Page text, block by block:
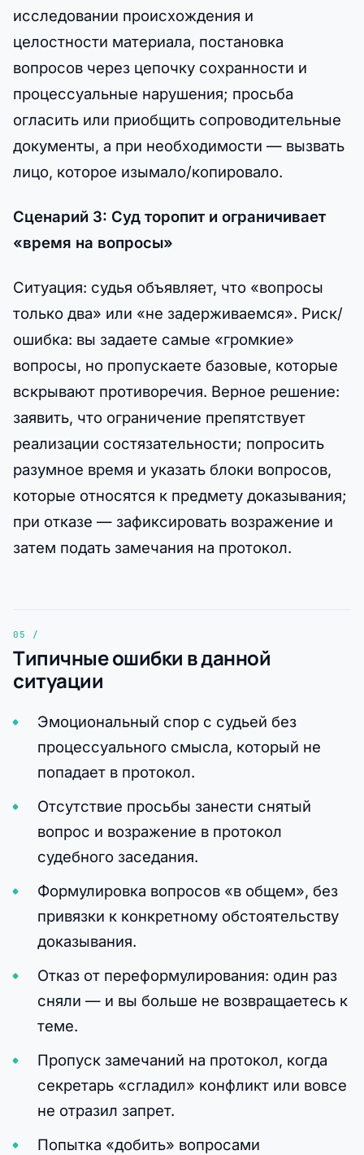
исследовании происхождения и
целостности материала, постановка
вопросов через цепочку сохранности и
процессуальные нарушения; просьба
огласить или приобщить сопроводительные
документы, а при необходимости — вызвать
лицо, которое изымало/копировало.
Сценарий 3: Суд торопит и ограничивает
«время на вопросы»
Ситуация: судья объявляет, что «вопросы
только два» или «не задерживаемся». Риск/
ошибка: вы задаете самые «громкие»
вопросы, но пропускаете базовые, которые
вскрывают противоречия. Верное решение:
заявить, что ограничение препятствует
реализации состязательности; попросить
разумное время и указать блоки вопросов,
которые относятся к предмету доказывания;
при отказе — зафиксировать возражение и
затем подать замечания на протокол.
Типичные ошибки в данной
ситуации
Эмоциональный спор с судьей без
процессуального смысла, который не
попадает в протокол.
Отсутствие просьбы занести снятый
вопрос и возражение в протокол
судебного заседания.
Формулировка вопросов «в общем», без
привязки к конкретному обстоятельству
доказывания.
Отказ от переформулирования: один раз
сняли — и вы больше не возвращаетесь к
теме.
Пропуск замечаний на протокол, когда
секретарь «сгладил» конфликт или вовсе
не отразил запрет.
Попытка «добить» вопросами